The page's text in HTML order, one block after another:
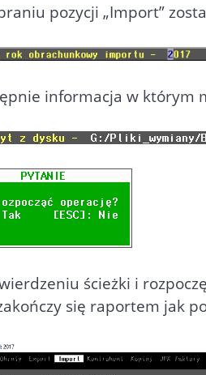
pozycji „Import”
informacja w którym
ścieżki i
się raportem jak